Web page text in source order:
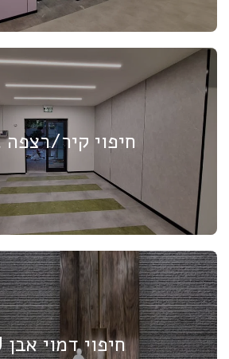
חיפוי קיר/רצפה SPC
חיפוי דמוי אבן PU